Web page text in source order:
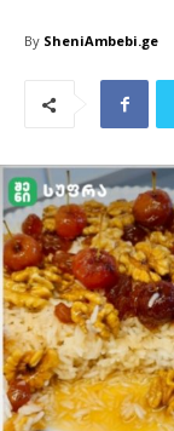
By SheniAmbebi.ge